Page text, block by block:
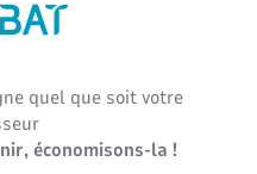
quel que soit votre
économisons-la !